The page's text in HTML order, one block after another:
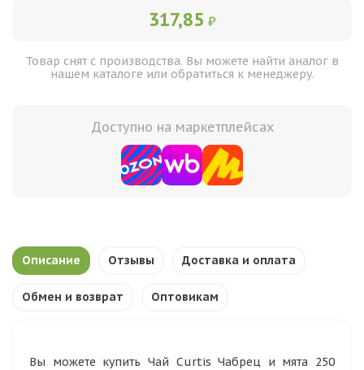
317,85 ₽
Товар снят с производства. Вы можете найти аналог в
нашем каталоге или обратиться к менеджеру.
Доступно на маркетплейсах
Описание Отзывы Доставка и оплата
Обмен и возврат Оптовикам
Вы можете купить Чай Curtis Чабрец и мята 250